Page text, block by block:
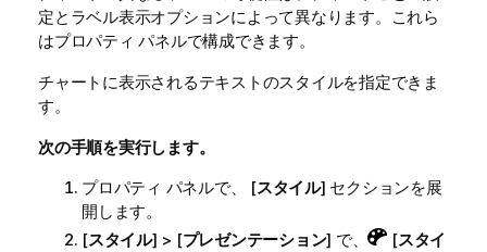
定とラベル表示オプションによって異なります。これら
はプロパティ パネルで構成できます。
チャートに表示されるテキストのスタイルを指定できま
す。
次の手順を実行します。
プロパティ パネルで、 [スタイル] セクションを展
開します。
[スタイル] > [プレゼンテーション] で、 [スタイ